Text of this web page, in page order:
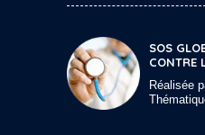
SOS
CONTRE
Réalisée